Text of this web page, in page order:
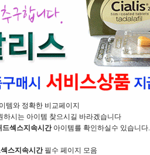
템와 정확한 비교페이지
하시는 아이템 찾으시길 바라겠습니다
드섹스지속시간아이템를 확인하실수 있습니다.
스지속시간필수 페이지 모음